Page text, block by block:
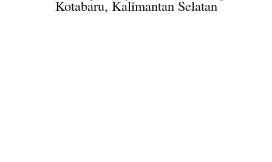
Kotabaru, Kalimantan Selatan